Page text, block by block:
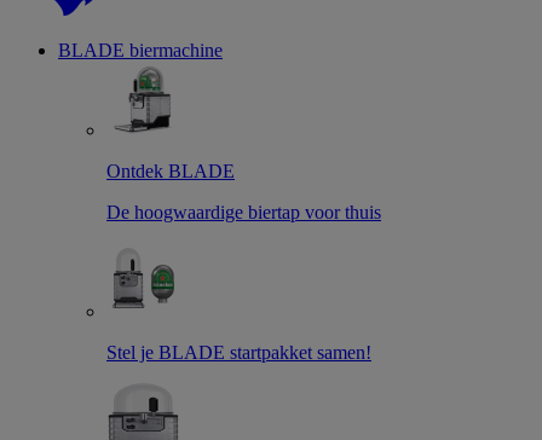
BLADE biermachine
Ontdek BLADE
De hoogwaardige biertap voor thuis
Stel je BLADE startpakket samen!